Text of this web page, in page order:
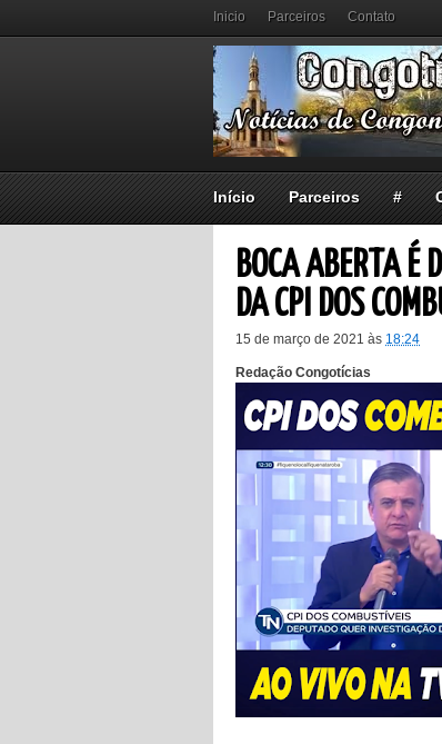
Inicio Parceiros Contato
Início Parceiros #
BOCA ABERTA É
DA CPI DOS
15 de março de 2021 às 18:24
Redação Congotícias